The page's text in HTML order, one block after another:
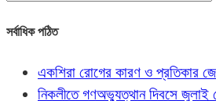
সর্বাধিক পঠিত
একশিরা রোগের কারণ ও প্রতিকার
নিকলীতে গণঅভ্যুত্থান দিবসে জুলাই